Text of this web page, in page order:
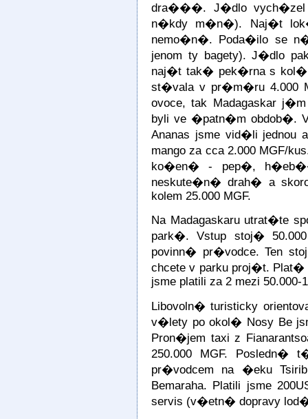
dra���. J�dlo vych�zel
n�kdy m�n�). Naj�t
nemo�n�. Poda�ilo se
jenom ty bagety). J�dlo
naj�t tak� pek�rna s
st�vala v pr�m�ru 4.000
ovoce, tak Madagaskar
byli ve �patn�m obdob�.
Ananas jsme vid�li jednou
mango za cca 2.000 MGF/
ko�en� - pep�,
neskute�n� drah� a
kolem 25.000 MGF.
Na Madagaskaru utrat�te
park�. Vstup stoj�
povinn� pr�vodce. Ten
chcete v parku proj�t. Plat�
jsme platili za 2 mezi 50.000-
Libovoln� turisticky
v�lety po okol� Nosy Be
Pron�jem taxi z
250.000 MGF.
pr�vodcem na �eku
Bemaraha. Platili jsme
servis (v�etn� dopravy